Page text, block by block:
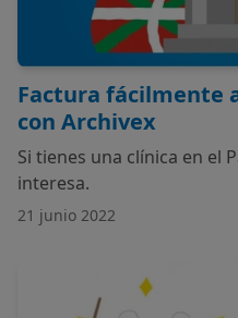
Factura fácilmente
con Archivex
Si tienes una clínica en el
interesa.
21 junio 2022